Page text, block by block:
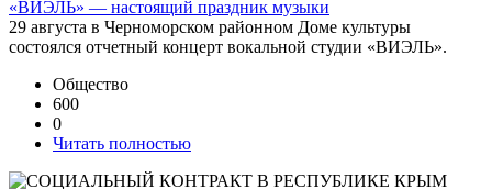
«ВИЭЛЬ» — настоящий праздник музыки
29 августа в Черноморском районном Доме культуры
состоялся отчетный концерт вокальной студии «ВИЭЛЬ».
Общество
600
0
Читать полностью